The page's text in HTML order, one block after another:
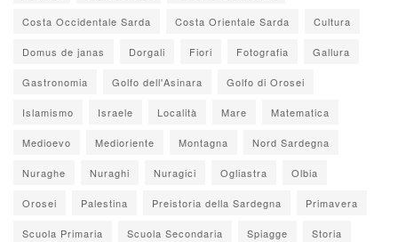
Costa Occidentale Sarda Costa Orientale Sarda Cultura
Domus de janas Dorgali Fiori Fotografia Gallura
Gastronomia Golfo dell'Asinara Golfo di Orosei
Islamismo Israele Località Mare Matematica
Medioevo Medioriente Montagna Nord Sardegna
Nuraghe Nuraghi Nuragici Ogliastra Olbia
Orosei Palestina Preistoria della Sardegna Primavera
Scuola Primaria Scuola Secondaria Spiagge Storia